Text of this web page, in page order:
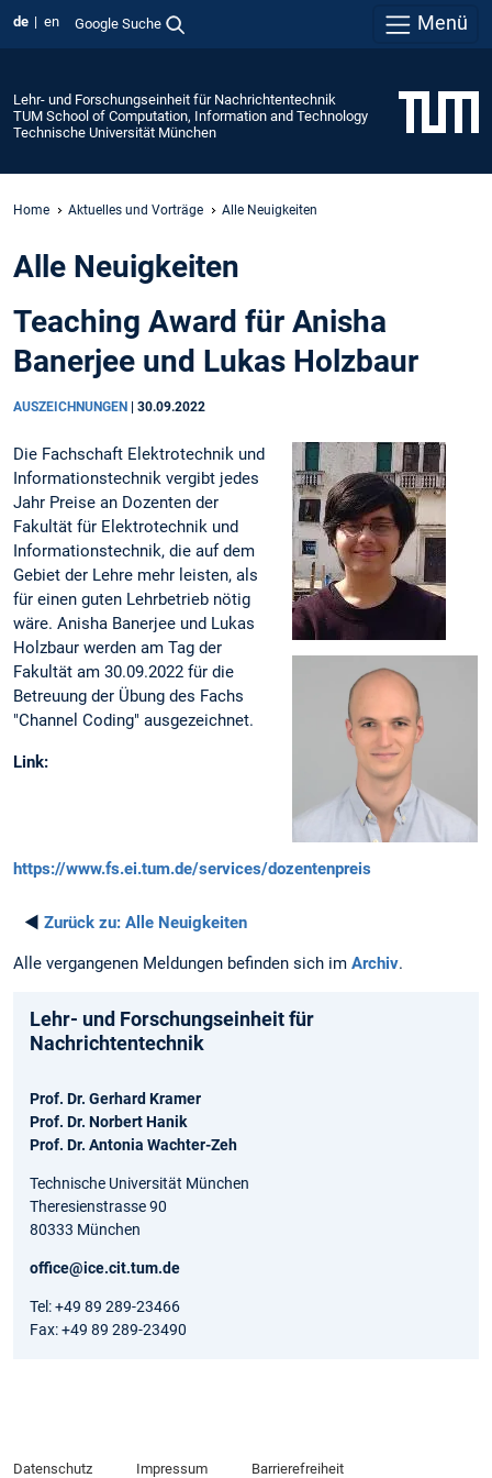
de en Google Suche Menü
Lehr- und Forschungseinheit für Nachrichtentechnik
TUM School of Computation, Information and Technology
Technische Universität München
Home Aktuelles und Vorträge Alle Neuigkeiten
Alle Neuigkeiten
Teaching Award für Anisha
Banerjee und Lukas Holzbaur
AUSZEICHNUNGEN 30.09.2022
Die Fachschaft Elektrotechnik und
Informationstechnik vergibt jedes
Jahr Preise an Dozenten der
Fakultät für Elektrotechnik und
Informationstechnik, die auf dem
Gebiet der Lehre mehr leisten, als
für einen guten Lehrbetrieb nötig
wäre. Anisha Banerjee und Lukas
Holzbaur werden am Tag der
Fakultät am 30.09.2022 für die
Betreuung der Übung des Fachs
"Channel Coding" ausgezeichnet.
Link:
https://www.fs.ei.tum.de/services/dozentenpreis
◄ Zurück zu: Alle Neuigkeiten
Alle vergangenen Meldungen befinden sich im Archiv.
Lehr- und Forschungseinheit für
Nachrichtentechnik
Prof. Dr. Gerhard Kramer
Prof. Dr. Norbert Hanik
Prof. Dr. Antonia Wachter-Zeh
Technische Universität München
Theresienstrasse 90
80333 München
office@ice.cit.tum.de
Tel: +49 89 289-23466
Fax: +49 89 289-23490
Datenschutz Impressum Barrierefreiheit